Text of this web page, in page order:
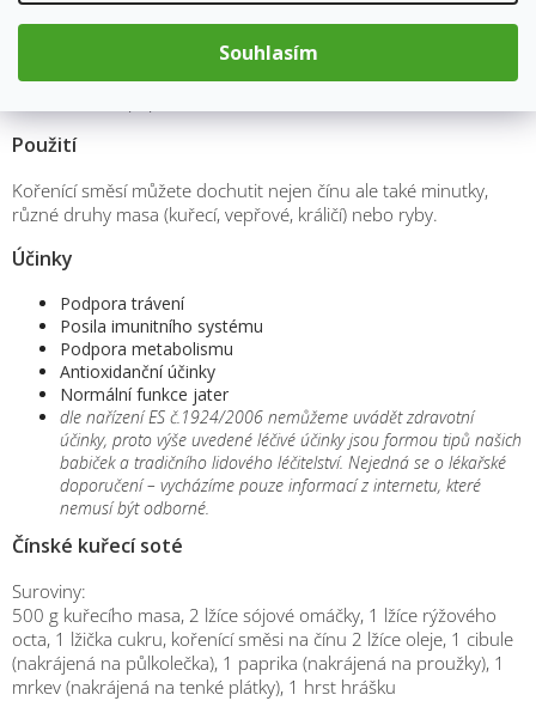
Souhlasím
Použití
Kořenící směsí můžete dochutit nejen čínu ale také minutky,
různé druhy masa (kuřecí, vepřové, králičí) nebo ryby.
Účinky
Podpora trávení
Posila imunitního systému
Podpora metabolismu
Antioxidanční účinky
Normální funkce jater
dle nařízení ES č.1924/2006 nemůžeme uvádět zdravotní
účinky, proto výše uvedené léčivé účinky jsou formou tipů našich
babiček a tradičního lidového léčitelství. Nejedná se o lékařské
doporučení – vycházíme pouze informací z internetu, které
nemusí být odborné.
Čínské kuřecí soté
Suroviny:
500 g kuřecího masa, 2 lžíce sójové omáčky, 1 lžíce rýžového
octa, 1 lžička cukru, kořenící směsi na čínu 2 lžíce oleje, 1 cibule
(nakrájená na půlkolečka), 1 paprika (nakrájená na proužky), 1
mrkev (nakrájená na tenké plátky), 1 hrst hrášku